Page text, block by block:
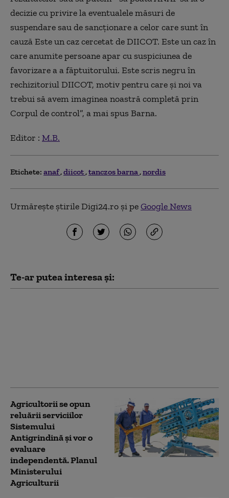
decizie cu privire la eventualele măsuri de
suspendare sau de sancționare a celor care sunt în
cauză Este un caz cercetat de DIICOT. Este un caz în
care anumite persoane apar cu suspiciunea de
favorizare a a făptuitorului. Este scris negru în
rechizitoriul DIICOT, motiv pentru care și noi va
trebui să avem imaginea noastră completă prin
Corpul de control”, a mai spus Barna.
Editor : M.B.
Etichete: anaf diicot tanczos barna nordis
Urmărește știrile Digi24.ro și peGoogle News
Te-ar putea interesa și:
Agricultorii se opun
reluării serviciilor
Sistemului
Antigrindină și vor o
evaluare
independentă. Planul
Ministerului
Agriculturii